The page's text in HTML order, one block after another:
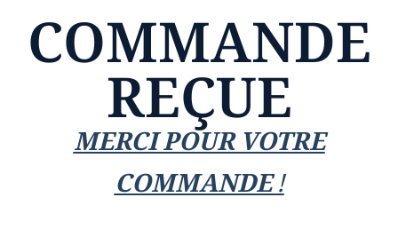
COMMANDE
REÇUE
MERCI POUR VOTRE
COMMANDE !